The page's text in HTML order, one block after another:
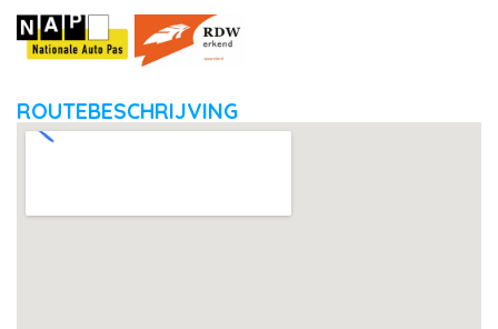
ROUTEBESCHRIJVING